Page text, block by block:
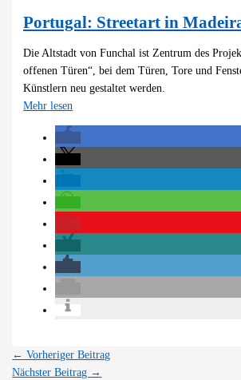
Portugal: Streetart in
Die Altstadt von Funchal ist Zentrum des
offenen Türen“, bei dem Türen, Tore und
Künstlern neu gestaltet werden.
Mehr lesen
← Vorheriger Beitrag
Nächster Beitrag →